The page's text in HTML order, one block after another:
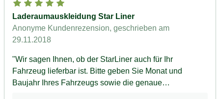
Laderaumauskleidung Star Liner
Anonyme Kundenrezension, geschrieben am
29.11.2018
"Wir sagen Ihnen, ob der StarLiner auch für Ihr
Fahrzeug lieferbar ist. Bitte geben Sie Monat und
Baujahr Ihres Fahrzeugs sowie die genaue